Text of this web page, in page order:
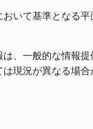
いて基準となる平
、一般的な情報
現況が異なる場